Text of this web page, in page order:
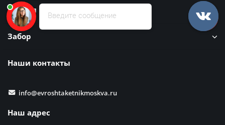
Кровля
Забор
Наши контакты
info@evroshtaketnikmoskva.ru
Наш адрес
Введите сообщение